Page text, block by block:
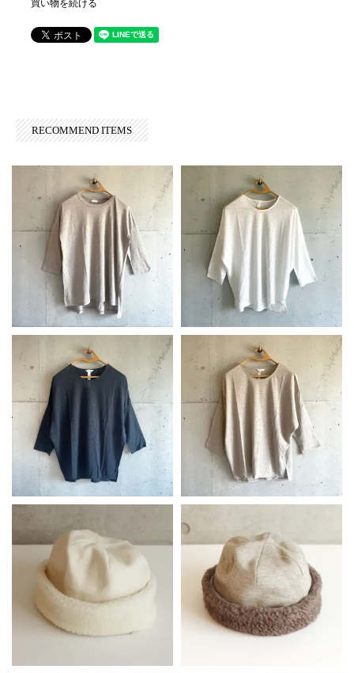
買い物を続ける
RECOMMEND ITEMS